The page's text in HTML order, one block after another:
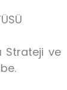
Strateji ve